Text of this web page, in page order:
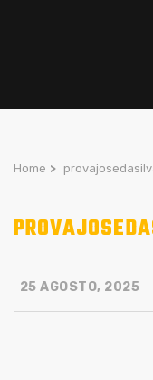
Home >
25 AGOSTO, 2025